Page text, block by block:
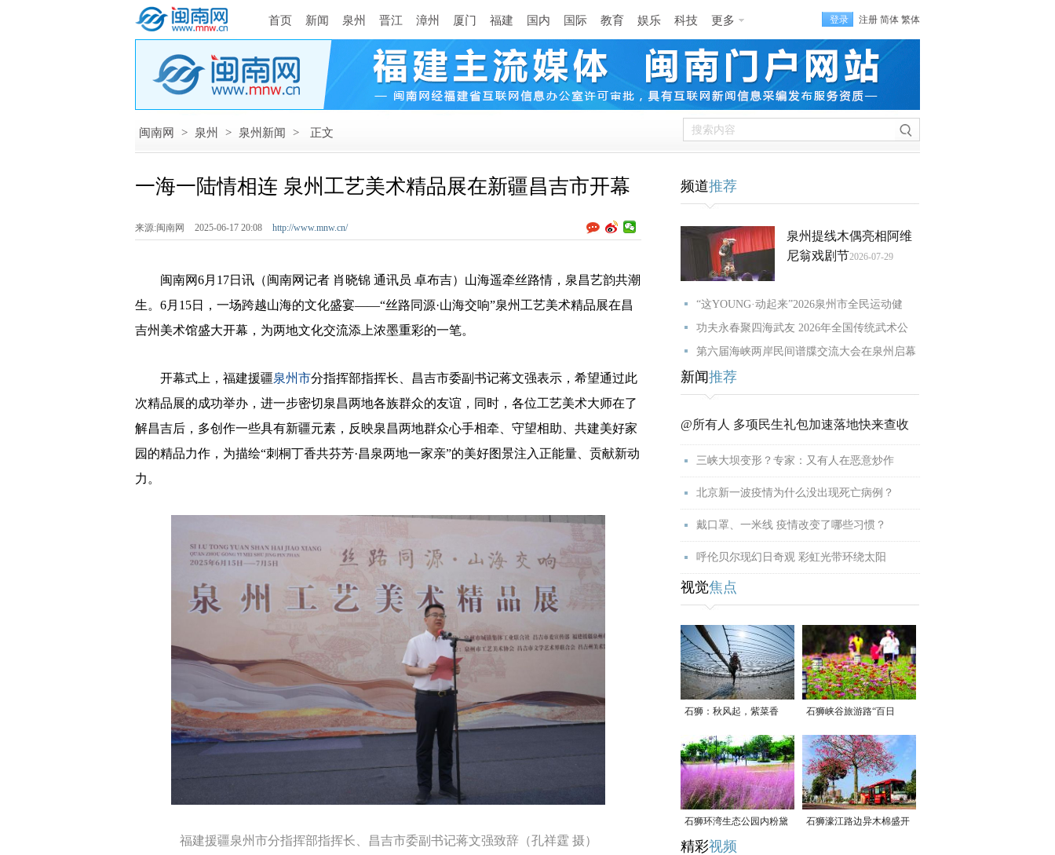
首页 新闻 泉州 晋江 漳州 厦门 福建 国内 国际 教育 娱乐 科技 更多 登录 注册 简体 繁体
闽南网 > 泉州 > 泉州新闻 > 正文
一海一陆情相连 泉州工艺美术精品展在新疆昌吉市开幕
来源:闽南网 2025-06-17 20:08 http://www.mnw.cn/
闽南网6月17日讯（闽南网记者 肖晓锦 通讯员 卓布吉）山海遥牵丝路情，泉昌艺韵共潮
生。6月15日，一场跨越山海的文化盛宴——“丝路同源·山海交响”泉州工艺美术精品展在昌
吉州美术馆盛大开幕，为两地文化交流添上浓墨重彩的一笔。
开幕式上，福建援疆泉州市分指挥部指挥长、昌吉市委副书记蒋文强表示，希望通过此
次精品展的成功举办，进一步密切泉昌两地各族群众的友谊，同时，各位工艺美术大师在了
解昌吉后，多创作一些具有新疆元素，反映泉昌两地群众心手相牵、守望相助、共建美好家
园的精品力作，为描绘“刺桐丁香共芬芳·昌泉两地一家亲”的美好图景注入正能量、贡献新动
力。
福建援疆泉州市分指挥部指挥长、昌吉市委副书记蒋文强致辞（孔祥霆 摄）
频道推荐
泉州提线木偶亮相阿维
尼翁戏剧节2026-07-29
“这YOUNG·动起来”2026泉州市全民运动健
功夫永春聚四海武友 2026年全国传统武术公
第六届海峡两岸民间谱牒交流大会在泉州启幕
新闻推荐
@所有人 多项民生礼包加速落地快来查收
三峡大坝变形？专家：又有人在恶意炒作
北京新一波疫情为什么没出现死亡病例？
戴口罩、一米线 疫情改变了哪些习惯？
呼伦贝尔现幻日奇观 彩虹光带环绕太阳
视觉焦点
石狮：秋风起，紫菜香 石狮峡谷旅游路“百日
草”争相斗艳
石狮环湾生态公园内粉黛
乱子草盛放
石狮濠江路边异木棉盛开
精彩视频